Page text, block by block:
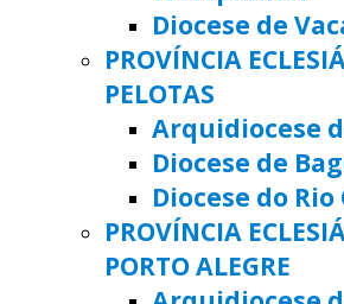
Diocese de
PROVÍNCIA
PELOTAS
Arquidiocese
Diocese de
Diocese do
PROVÍNCIA
PORTO ALEGRE